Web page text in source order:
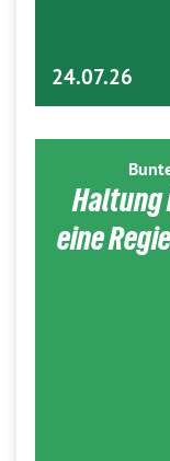
24.07.26
Haltung
eine